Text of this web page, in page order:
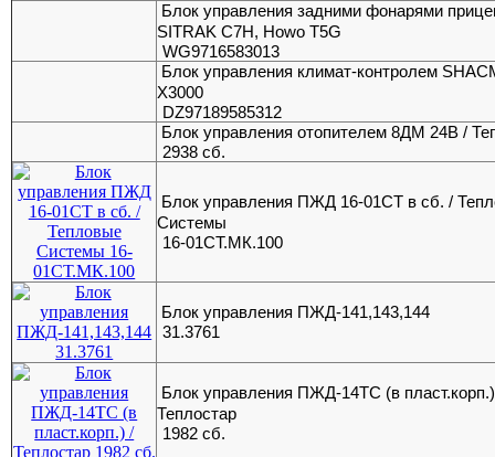
Блок управления задними фонарями
SITRAK C7H, Howo T5G
WG9716583013
Блок управления климат-контролем
X3000
DZ97189585312
Блок управления отопителем 8ДМ 24В /
2938 сб.
Блок управления ПЖД 16-01СТ в сб. /
Системы
16-01СТ.МК.100
Блок управления ПЖД-141,143,144
31.3761
Блок управления ПЖД-14ТС (в
Теплостар
1982 сб.